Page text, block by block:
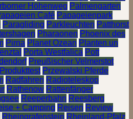
Höhenweg Palmengarten
Café Papageienpark
Paragliding Parkleuchten Patthorst
Pharaonen Phoenix des
Pirna Planet Ozean Planten un
Porta Westfalica Pott
Preußischer Velmerstot
Produkttest Przewalski Pferde
Radfahren Radioteleskop
Rathenow Rattenfänger
Reeperbahn Reesberg
+ Camping Reisen Review
Rheingrafenstein Rheinland-Pfalz